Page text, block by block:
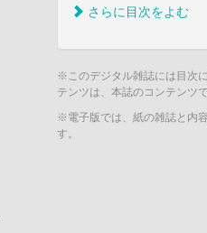
さらに目次をよむ
※このデジタル雑誌には目次
テンツは、本誌のコンテンツ
※電子版では、紙の雑誌と内
す。